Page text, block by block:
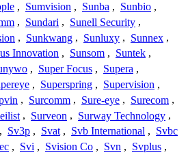
, Sumvision , Sunba , Sunbio ,
, Sundari , Sunell Security ,
, Sunkwang , Sunluxy , Sunnex ,
Innovation , Sunsom , Suntek ,
, Super Focus , Supera ,
, Superspring , Supervision ,
, Surcomm , Sure-eye , Surecom ,
, Surveon , Surway Technology ,
, Sv3p , Svat , Svb International , Svbc
, Svi , Svision Co , Svn , Svplus ,